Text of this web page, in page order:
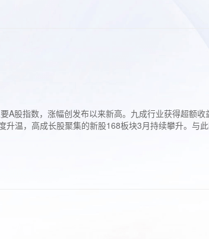
A股指数，涨幅创发布以来新高。九成行业获得超额收
升温，高成长股聚集的新股168板块3月持续攀升。与